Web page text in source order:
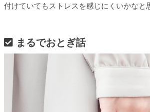
付けていてもストレスを感じにくいかなと
まるでおとぎ話